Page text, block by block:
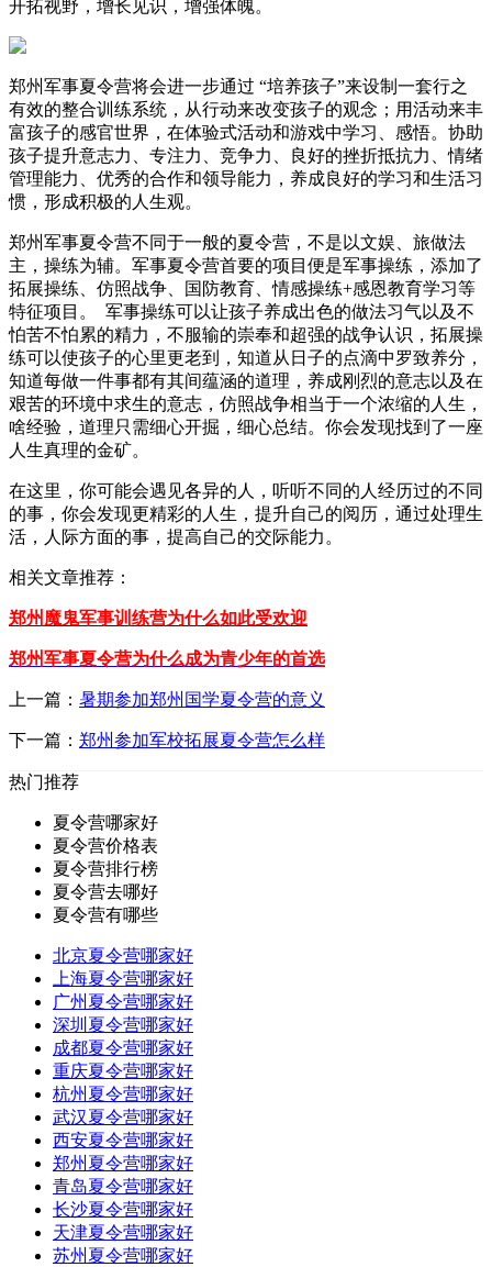
开拓视野，增长见识，增强体魄。
郑州军事夏令营将会进一步通过 “培养孩子”来设制一套行之
有效的整合训练系统，从行动来改变孩子的观念；用活动来丰
富孩子的感官世界，在体验式活动和游戏中学习、感悟。协助
孩子提升意志力、专注力、竞争力、良好的挫折抵抗力、情绪
管理能力、优秀的合作和领导能力，养成良好的学习和生活习
惯，形成积极的人生观。
郑州军事夏令营不同于一般的夏令营，不是以文娱、旅做法
主，操练为辅。军事夏令营首要的项目便是军事操练，添加了
拓展操练、仿照战争、国防教育、情感操练+感恩教育学习等
特征项目。 军事操练可以让孩子养成出色的做法习气以及不
怕苦不怕累的精力，不服输的崇奉和超强的战争认识，拓展操
练可以使孩子的心里更老到，知道从日子的点滴中罗致养分，
知道每做一件事都有其间蕴涵的道理，养成刚烈的意志以及在
艰苦的环境中求生的意志，仿照战争相当于一个浓缩的人生，
啥经验，道理只需细心开掘，细心总结。你会发现找到了一座
人生真理的金矿。
在这里，你可能会遇见各异的人，听听不同的人经历过的不同
的事，你会发现更精彩的人生，提升自己的阅历，通过处理生
活，人际方面的事，提高自己的交际能力。
相关文章推荐：
郑州魔鬼军事训练营为什么如此受欢迎
郑州军事夏令营为什么成为青少年的首选
上一篇： 暑期参加郑州国学夏令营的意义
下一篇： 郑州参加军校拓展夏令营怎么样
热门推荐
夏令营哪家好
夏令营价格表
夏令营排行榜
夏令营去哪好
夏令营有哪些
北京夏令营哪家好
上海夏令营哪家好
广州夏令营哪家好
深圳夏令营哪家好
成都夏令营哪家好
重庆夏令营哪家好
杭州夏令营哪家好
武汉夏令营哪家好
西安夏令营哪家好
郑州夏令营哪家好
青岛夏令营哪家好
长沙夏令营哪家好
天津夏令营哪家好
苏州夏令营哪家好